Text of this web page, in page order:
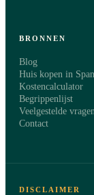
BRONNEN
Blog
Huis kopen in
Kostencalculator
Begrippenlijst
Veelgestelde
Contact
DISCLAIMER